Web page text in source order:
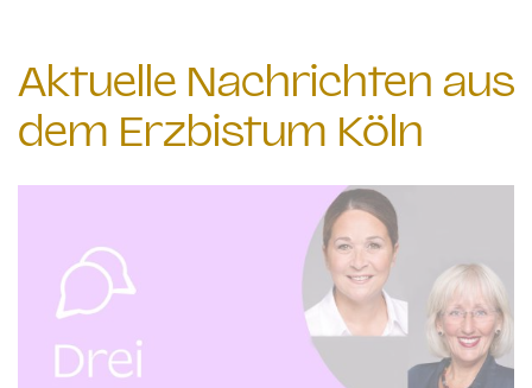
Aktuelle Nachrichten aus
dem Erzbistum Köln